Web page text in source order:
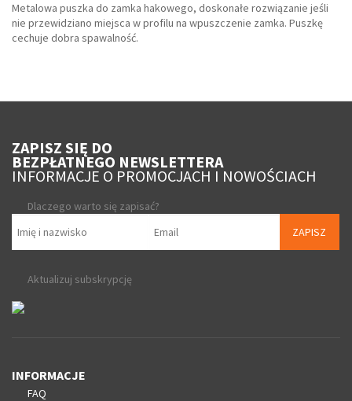
Metalowa puszka do zamka hakowego, doskonałe rozwiązanie jeśli
nie przewidziano miejsca w profilu na wpuszczenie zamka. Puszkę
cechuje dobra spawalność.
ZAPISZ SIĘ DO
BEZPŁATNEGO NEWSLETTERA
INFORMACJE O PROMOCJACH I NOWOŚCIACH
Dlaczego warto się zapisać?
ZAPISZ
Aktualizuj subskrypcję
INFORMACJE
FAQ